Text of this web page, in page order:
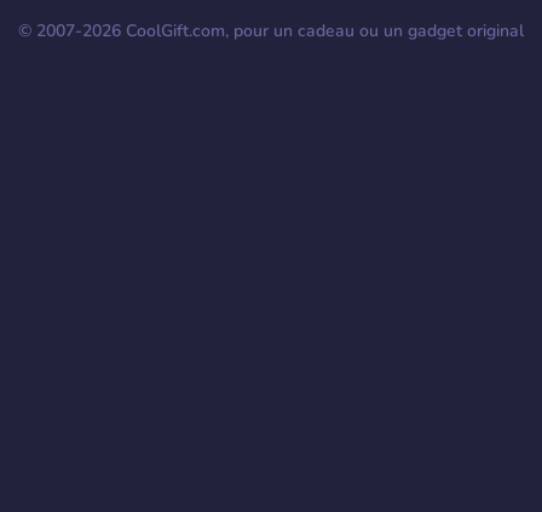
© 2007-2026 CoolGift.com, pour un cadeau ou un gadget original